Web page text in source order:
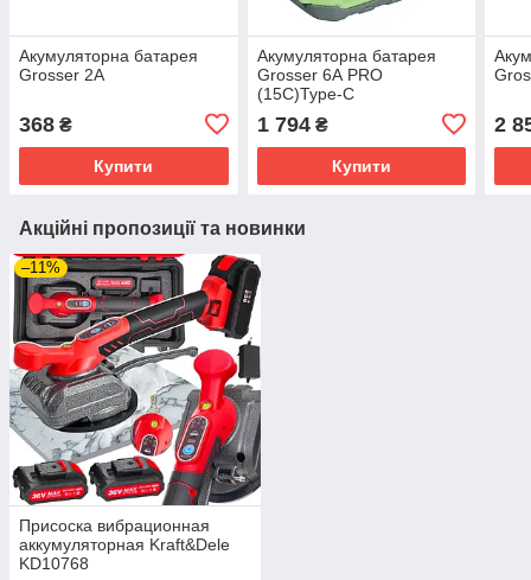
Акумуляторна батарея
Grosser 2А
368 ₴
Купити
Акумуляторна батарея
Grosser 6А PRO
(15C)Type-C
1 794₴
Купити
2
Акційні пропозиції та новинки
–11%
Присоска вибрационная
аккумуляторная Kraft&Dele
KD10768